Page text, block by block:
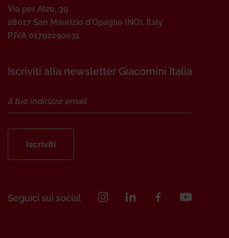
Via per Alzo, 39
28017 San Maurizio d’Opaglio (NO), Italy
P.IVA 01792290031
Iscriviti alla newsletter Giacomini Italia
Iscriviti
Seguici sui social